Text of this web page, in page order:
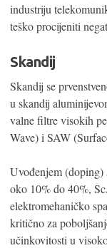
industriju
teško procijeniti
Skandij
Skandij se
u skandij
valne filtre visokih
Wave) i SAW
Uvođenjem (doping)
oko 10% do 40%,
elektromehaničko
kritično za
učinkovitosti u